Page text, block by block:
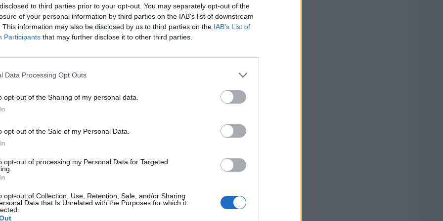
to third parties prior to your opt-out. You may separately opt-out of the
of your personal information by third parties on the IAB’s list of downstream
This information may also be disclosed by us to third parties on the IAB’s List of
Participants that may further disclose it to other third parties.
Data Processing Opt Outs
opt-out of the Sharing of my personal data.
opt-out of the Sale of my Personal Data.
opt-out of processing my Personal Data for Targeted
opt-out of Collection, Use, Retention, Sale, and/or Sharing
Data that Is Unrelated with the Purposes for which it
Route 46 quandorimase coinvolto in un incidentecon
Rolf Wutherich. L’impatto con una Ford nera
che l’auto su cui Dean viaggiava procedeva a gran
inizio…
Porsche 550 Spyder,
Il suo nomignolo negli anni però divenne “Piccola
rotocalchi avrebbe lasciato una lunga scia di sangue
venne mandato al costruttoree tuner George Barris ma
i sostegni che la reggevano si ruppero, colpendo un
Qualche tempo dopo – racconta ancora il mito
a rubare qualcosa. Nel tentativo di cercare qualcosa
al punto da perdere il braccio.